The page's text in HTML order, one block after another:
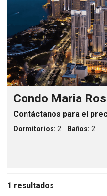
Condo Maria
Contáctanos para el
Dormitorios: 2 Baños: 2
1 resultados